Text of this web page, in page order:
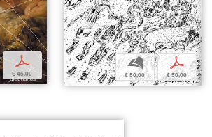
p
€ 45,00
b
€ 50,00
p
€ 50,00